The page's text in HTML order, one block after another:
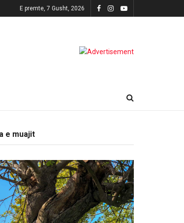
E premte, 7 Gusht, 2026
e muajit